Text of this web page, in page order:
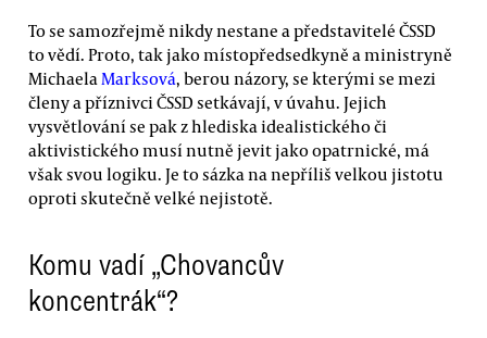
To se samozřejmě nikdy nestane a představitelé ČSSD
to vědí. Proto, tak jako místopředsedkyně a ministryně
MichaelaMarksová, berou názory, se kterými se mezi
členy a příznivci ČSSD setkávají, v úvahu. Jejich
vysvětlování se pak z hlediska idealistického či
aktivistického musí nutně jevit jako opatrnické, má
však svou logiku. Je to sázka na nepříliš velkou jistotu
oproti skutečně velké nejistotě.
Komu vadí „Chovancův
koncentrák“?